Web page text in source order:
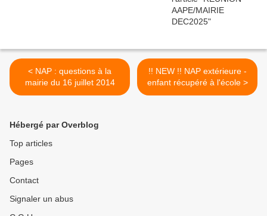
< NAP : questions à la
mairie du 16 juillet 2014
!! NEW !! NAP extérieure -
enfant récupéré à l'école >
Hébergé par Overblog
Top articles
Pages
Contact
Signaler un abus